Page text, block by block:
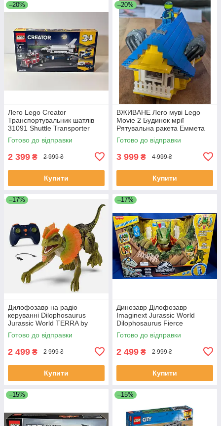
–20%
Лего Lego Creator
Транспортувальник шатлів
31091 Shuttle Transporter
Готово до відправки
2 399 ₴ 2 999 ₴
Купити
–20%
ВЖИВАНЕ Лего муві Lego
Movie 2 Будинок мрії
Рятувальна ракета Еммета
70831 Emmet's Dream House
Rescue Rocket!
Готово до відправки
3 999 ₴ 4 999 ₴
Купити
–17%
Дилофозавр на радіо
керуванні Dilophosaurus
Jurassic World TERRA by
Battat Remote Control
Dinosaur
Готово до відправки
2 499 ₴ 2 999 ₴
Купити
–17%
Динозавр Ділофозавр
Imaginext Jurassic World
Dilophosaurus Fierce
Launchin Lights SOUNDS
Готово до відправки
2 499 ₴ 2 999 ₴
Купити
–15% –15%